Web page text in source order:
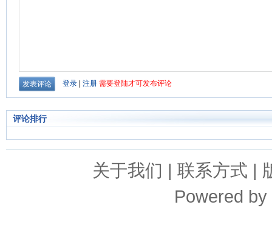
评论排行
关于我们 | 联系方式 |
Powered by